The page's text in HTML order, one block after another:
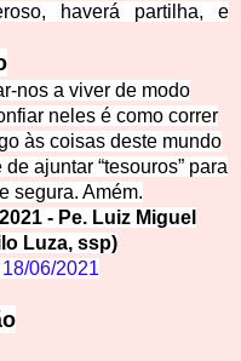
haverá partilha, e
nos a viver de modo
neles é como correr
às coisas deste mundo
ajuntar “tesouros” para
segura. Amém.
- Pe. Luiz Miguel
Luza, ssp)
18/06/2021